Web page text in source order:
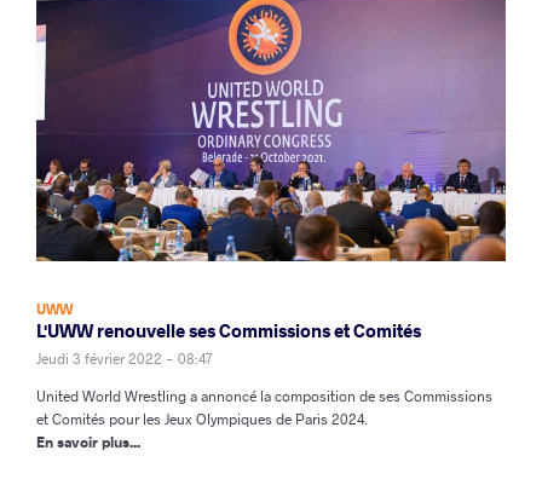
UWW
L'UWW renouvelle ses Commissions et Comités
Jeudi 3 février 2022 - 08:47
United World Wrestling a annoncé la composition de ses Commissions
et Comités pour les Jeux Olympiques de Paris 2024.
En savoir plus...